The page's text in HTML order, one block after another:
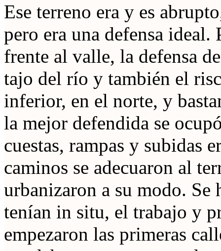
Ese terreno era y es
pero era una defensa ideal.
frente al valle, la defensa
tajo del río y también el
inferior, en el norte, y
la mejor defendida se
cuestas, rampas y subidas
caminos se adecuaron al
urbanizaron a su modo. Se
tenían in situ, el trabajo y
empezaron las primeras